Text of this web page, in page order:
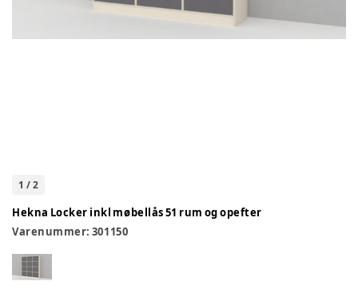
1 /2
Hekna Locker inkl møbellås 51 rum og opefter
Varenummer: 301150